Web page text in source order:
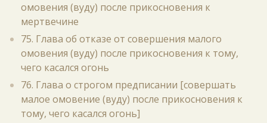
омовения (вуду) после прикосновения к
мертвечине
75. Глава об отказе от совершения малого
омовения (вуду) после прикосновения к тому,
чего касался огонь
76. Глава о строгом предписании [совершать
малое омовение (вуду) после прикосновения к
тому, чего касался огонь]